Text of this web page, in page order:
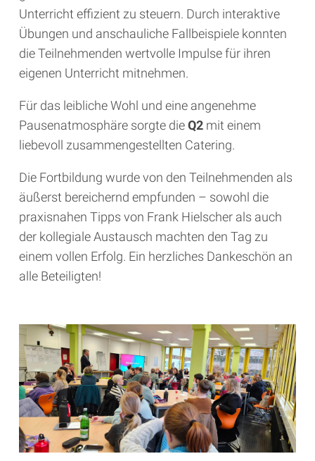
Unterricht effizient zu steuern. Durch interaktive
Übungen und anschauliche Fallbeispiele konnten
die Teilnehmenden wertvolle Impulse für ihren
eigenen Unterricht mitnehmen.
Für das leibliche Wohl und eine angenehme
Pausenatmosphäre sorgte dieQ2 mit einem
liebevoll zusammengestellten Catering.
Die Fortbildung wurde von den Teilnehmenden als
äußerst bereichernd empfunden – sowohl die
praxisnahen Tipps von Frank Hielscher als auch
der kollegiale Austausch machten den Tag zu
einem vollen Erfolg. Ein herzliches Dankeschön an
alle Beteiligten!